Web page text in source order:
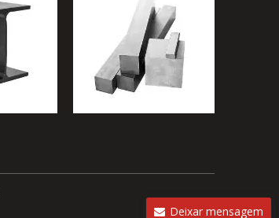
Deixar mensagem